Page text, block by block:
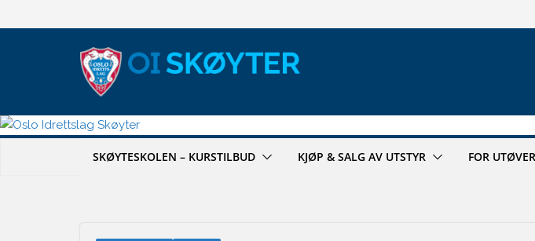
til
SKØYTESKOLEN – KURSTILBUD KJØP & SALG AV UTSTYR FOR